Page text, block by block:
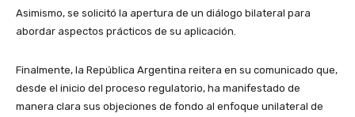
Asimismo, se solicitó la apertura de un diálogo bilateral para
abordar aspectos prácticos de su aplicación.
Finalmente, la República Argentina reitera en su comunicado que,
desde el inicio del proceso regulatorio, ha manifestado de
manera clara sus objeciones de fondo al enfoque unilateral de